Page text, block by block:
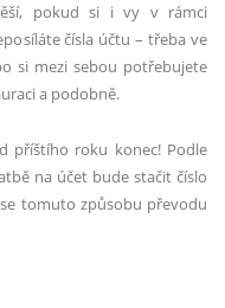
pokud si i vy v rámci
čísla účtu – třeba ve
si mezi sebou potřebujete
a podobně.
příštího roku konec! Podle
na účet bude stačit číslo
tomuto způsobu převodu